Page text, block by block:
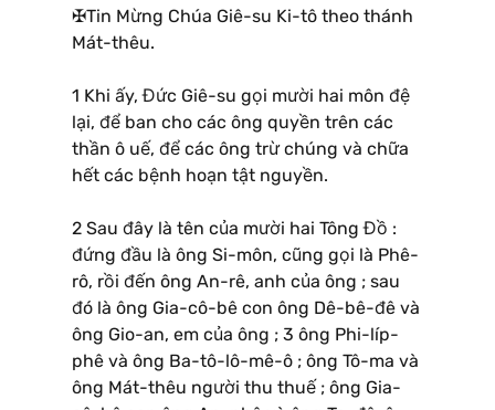
✠Tin Mừng Chúa Giê-su Ki-tô theo thánh
Mát-thêu.
1 Khi ấy, Đức Giê-su gọi mười hai môn đệ
lại, để ban cho các ông quyền trên các
thần ô uế, để các ông trừ chúng và chữa
hết các bệnh hoạn tật nguyền.
2 Sau đây là tên của mười hai Tông Đồ :
đứng đầu là ông Si-môn, cũng gọi là Phê-
rô, rồi đến ông An-rê, anh của ông ; sau
đó là ông Gia-cô-bê con ông Dê-bê-đê và
ông Gio-an, em của ông ; 3 ông Phi-líp-
phê và ông Ba-tô-lô-mê-ô ; ông Tô-ma và
ông Mát-thêu người thu thuế ; ông Gia-